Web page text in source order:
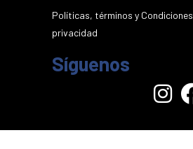
Políticas, términos y Condiciones
privacidad
Síguenos